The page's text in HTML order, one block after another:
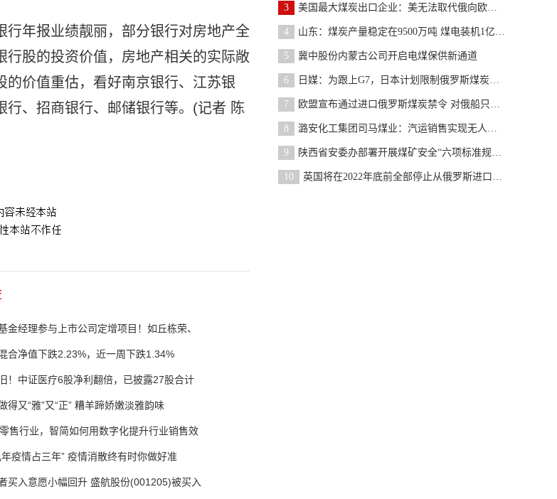
年报业绩靓丽，部分银行对房地产全
行股的投资价值，房地产相关的实际敞
的价值重估，看好南京银行、江苏银
、招商银行、邮储银行等。(记者 陈
金经理参与上市公司定增项目！如丘栋荣、
合净值下跌2.23%，近一周下跌1.34%
！中证医疗6股净利翻倍，已披露27股合计
得又“雅”又“正” 糟羊蹄娇嫩淡雅韵味
售行业，智简如何用数字化提升行业销售效
疫情占三年” 疫情消散终有时你做好准
买入意愿小幅回升 盛航股份(001205)被买入
3 美国最大煤炭出口企业：美无法取代俄向欧洲供应煤炭
4 山东：煤炭产量稳定在9500万吨 煤电装机1亿千瓦
5 冀中股份内蒙古公司开启电煤保供新通道
6 日媒：为跟上G7，日本计划限制俄罗斯煤炭进口，正急
7 欧盟宣布通过进口俄罗斯煤炭禁令 对俄船只关闭港口
8 潞安化工集团司马煤业：汽运销售实现无人值守
9 陕西省安委办部署开展煤矿安全“六项标准规定”及防
10 英国将在2022年底前全部停止从俄罗斯进口煤炭